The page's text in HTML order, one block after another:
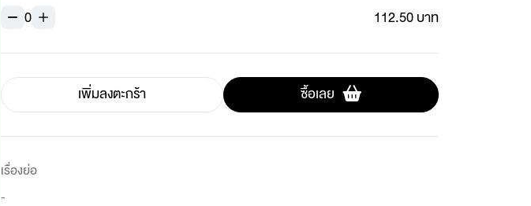
0
112.50 บาท
เพิ่มลงตะกร้า ซื้อเลย
เรื่องย่อ
-